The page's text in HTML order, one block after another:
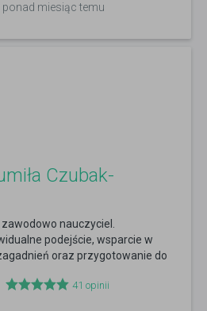
miesiąc temu
Czubak-
nauczyciel.
podejście, wsparcie w
oraz przygotowanie do
41 opinii